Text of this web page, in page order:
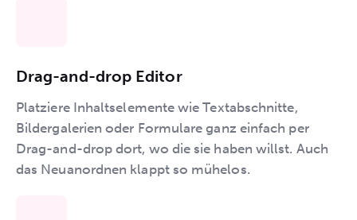
Drag-and-drop Editor
Platziere Inhaltselemente wie Textabschnitte,
Bildergalerien oder Formulare ganz einfach per
Drag-and-drop dort, wo die sie haben willst. Auch
das Neuanordnen klappt so mühelos.